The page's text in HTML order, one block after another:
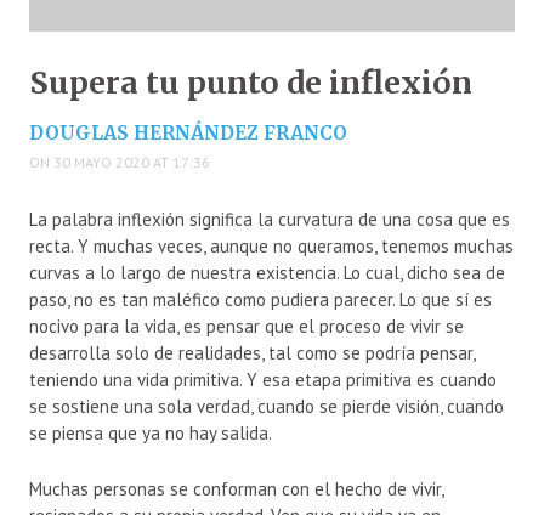
Supera tu punto de inflexión
DOUGLAS HERNÁNDEZ FRANCO
ON 30 MAYO 2020 AT 17:36
La palabra inflexión significa la curvatura de una cosa que es
recta. Y muchas veces, aunque no queramos, tenemos muchas
curvas a lo largo de nuestra existencia. Lo cual, dicho sea de
paso, no es tan maléfico como pudiera parecer. Lo que sí es
nocivo para la vida, es pensar que el proceso de vivir se
desarrolla solo de realidades, tal como se podría pensar,
teniendo una vida primitiva. Y esa etapa primitiva es cuando
se sostiene una sola verdad, cuando se pierde visión, cuando
se piensa que ya no hay salida.
Muchas personas se conforman con el hecho de vivir,